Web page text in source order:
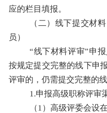
应的栏目填报。
（二）线下提交材料
员）
“线下材料评审”申
按规定提交完整的线下申
评审的，仍需提交完整的线
1.申报高级职称评审
（1）高级评委会设